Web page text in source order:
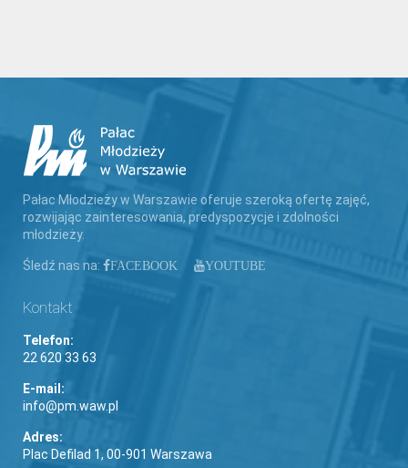
Pałac Młodzieży w Warszawie oferuje szeroką ofertę zajęć,
rozwijając zainteresowania, predyspozycje i zdolności
młodzieży.
Śledź nas na: FACEBOOK YOUTUBE
Kontakt
Telefon:
22 620 33 63
E-mail:
info@pm.waw.pl
Adres:
Plac Defilad 1, 00-901 Warszawa